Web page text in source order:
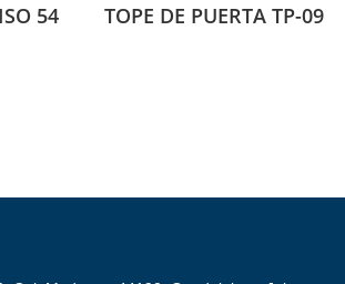
54 TOPE DE PUERTA TP-09